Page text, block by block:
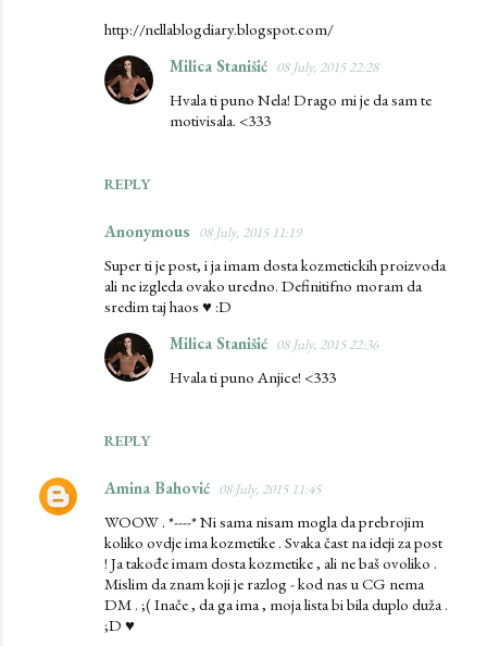
http://nellablogdiary.blogspot.com/
REPLY
Milica Stanišić 08 July, 2015 22:28
Hvala ti puno Nela! Drago mi je da sam te
motivisala. <333
Anonymous 08 July, 2015 11:19
Super ti je post, i ja imam dosta kozmetickih proizvoda
ali ne izgleda ovako uredno. Definitifno moram da
sredim taj haos ♥ :D
REPLY
Milica Stanišić 08 July, 2015 22:36
Hvala ti puno Anjice! <333
Amina Bahović 08 July, 2015 11:45
WOOW . *----* Ni sama nisam mogla da prebrojim
koliko ovdje ima kozmetike . Svaka čast na ideji za post
! Ja takođe imam dosta kozmetike , ali ne baš ovoliko .
Mislim da znam koji je razlog - kod nas u CG nema
DM . ;( Inače , da ga ima , moja lista bi bila duplo duža .
;D ♥